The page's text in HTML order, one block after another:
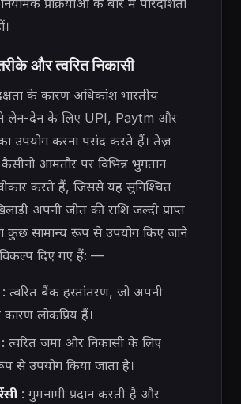
प्रक्रियाओं के बारे में पारदर्शिता
और त्वरित निकासी
के कारण अधिकांश भारतीय
लेन-देन के लिए UPI, Paytm और
का उपयोग करना पसंद करते हैं। तेज़
आमतौर पर विभिन्न भुगतान
करते हैं, जिससे यह सुनिश्चित
अपनी जीत की राशि जल्दी प्राप्त
कुछ सामान्य रूप से उपयोग किए जाने
दिए गए हैं: —
त्वरित बैंक हस्तांतरण, जो अपनी
लोकप्रिय हैं।
त्वरित जमा और निकासी के लिए
से उपयोग किया जाता है।
: गुमनामी प्रदान करती है और